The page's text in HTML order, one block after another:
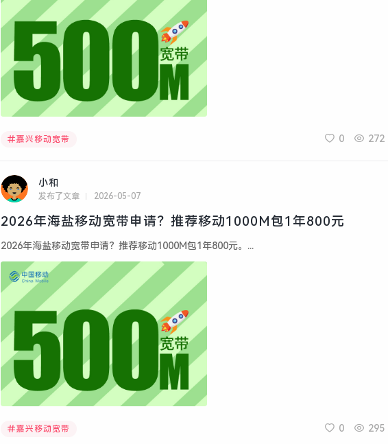
嘉兴移动宽带 0 272
小和
发布了文章 2026-05-07
2026年海盐移动宽带申请？推荐移动1000M包1年800元
2026年海盐移动宽带申请？推荐移动1000M包1年800元。...
嘉兴移动宽带 0 295